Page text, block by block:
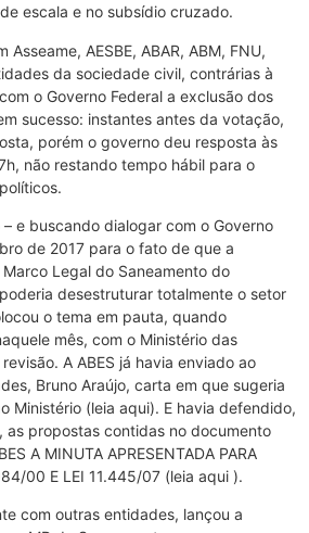
escala e no subsídio cruzado.
Asseame, AESBE, ABAR, ABM, FNU,
da sociedade civil, contrárias à
o Governo Federal a exclusão dos
sucesso: instantes antes da votação,
porém o governo deu resposta às
não restando tempo hábil para o
– e buscando dialogar com o Governo
de 2017 para o fato de que a
Legal do Saneamento do
desestruturar totalmente o setor
o tema em pauta, quando
mês, com o Ministério das
A ABES já havia enviado ao
Bruno Araújo, carta em que sugeria
Ministério (leia aqui). E havia defendido,
as propostas contidas no documento
A MINUTA APRESENTADA PARA
00 E LEI 11.445/07 (leia aqui ).
com outras entidades, lançou a